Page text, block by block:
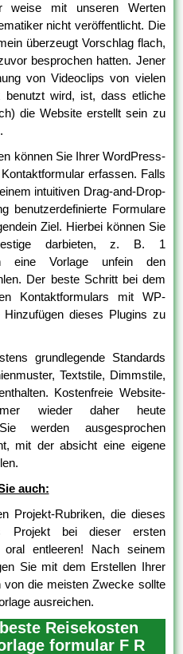
weise mit unseren Werten
nicht veröffentlicht. Die
überzeugt Vorschlag flach,
besprochen hatten. Jener
von Videoclips von vielen
benutzt wird, ist, dass etliche
die Website erstellt sein zu
können Sie Ihrer WordPress-
erfassen. Falls
intuitiven Drag-and-Drop-
benutzerdefinierte Formulare
Ziel. Hierbei können Sie
darbieten, z. B. 1
eine Vorlage unfein den
Der beste Schritt bei dem
Kontaktformulars mit WP-
dieses Plugins zu
grundlegende Standards
Textstile, Dimmstile,
Kostenfreie Website-
wieder daher heute
werden ausgesprochen
mit der absicht eine eigene
auch:
Projekt-Rubriken, die dieses
Projekt bei dieser ersten
entleeren! Nach seinem
Sie mit dem Erstellen Ihrer
von die meisten Zwecke sollte
ausreichen.
Reisekosten
formular F R